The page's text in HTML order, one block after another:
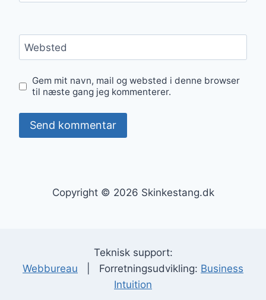
Websted
Gem mit navn, mail og websted i denne browser
til næste gang jeg kommenterer.
Copyright © 2026 Skinkestang.dk
Teknisk support:
Webbureau | Forretningsudvikling: Business
Intuition